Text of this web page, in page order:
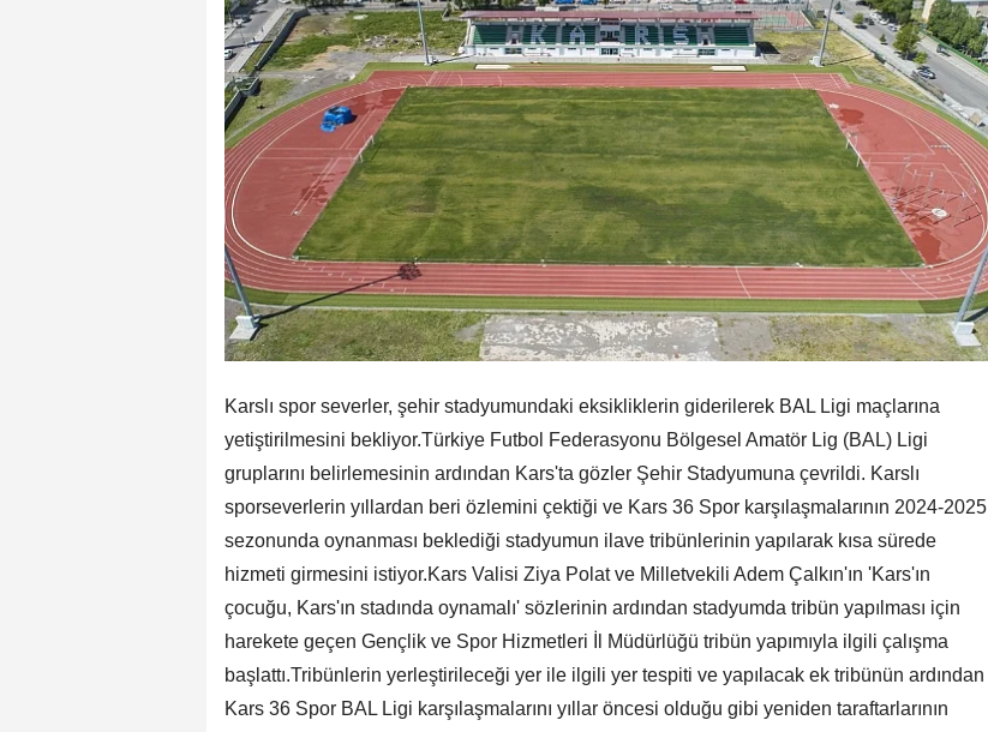
Karslı spor severler, şehir stadyumundaki eksikliklerin giderilerek BAL Ligi maçlarına
yetiştirilmesini bekliyor.Türkiye Futbol Federasyonu Bölgesel Amatör Lig (BAL) Ligi
gruplarını belirlemesinin ardından Kars'ta gözler Şehir Stadyumuna çevrildi. Karslı
sporseverlerin yıllardan beri özlemini çektiği ve Kars 36 Spor karşılaşmalarının 2024-2025
sezonunda oynanması beklediği stadyumun ilave tribünlerinin yapılarak kısa sürede
hizmeti girmesini istiyor.Kars Valisi Ziya Polat ve Milletvekili Adem Çalkın'ın 'Kars'ın
çocuğu, Kars'ın stadında oynamalı' sözlerinin ardından stadyumda tribün yapılması için
harekete geçen Gençlik ve Spor Hizmetleri İl Müdürlüğü tribün yapımıyla ilgili çalışma
başlattı.Tribünlerin yerleştirileceği yer ile ilgili yer tespiti ve yapılacak ek tribünün ardından
Kars 36 Spor BAL Ligi karşılaşmalarını yıllar öncesi olduğu gibi yeniden taraftarlarının